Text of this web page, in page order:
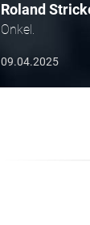
Roland
Onkel.
09.04.2025